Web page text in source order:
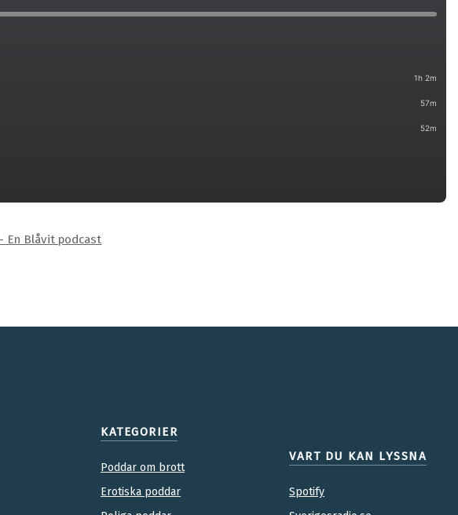
En Blåvit podcast
KATEGORIER
Poddar om brott
Erotiska poddar
VART DU KAN LYSSNA
Spotify